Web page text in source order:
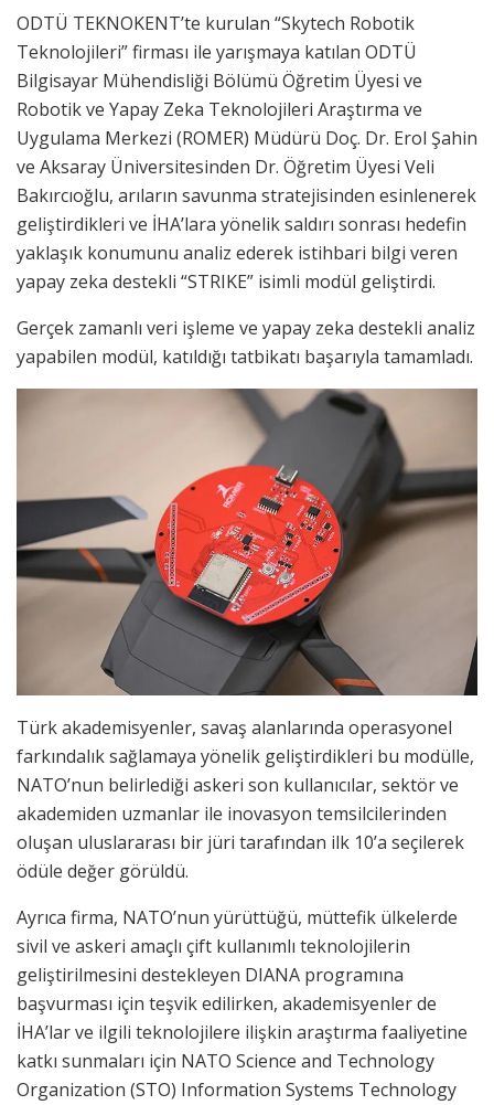
ODTÜ TEKNOKENT’te kurulan “Skytech Robotik
Teknolojileri” firması ile yarışmaya katılan ODTÜ
Bilgisayar Mühendisliği Bölümü Öğretim Üyesi ve
Robotik ve Yapay Zeka Teknolojileri Araştırma ve
Uygulama Merkezi (ROMER) Müdürü Doç. Dr. Erol Şahin
ve Aksaray Üniversitesinden Dr. Öğretim Üyesi Veli
Bakırcıoğlu, arıların savunma stratejisinden esinlenerek
geliştirdikleri ve İHA’lara yönelik saldırı sonrası hedefin
yaklaşık konumunu analiz ederek istihbari bilgi veren
yapay zeka destekli “STRIKE” isimli modül geliştirdi.
Gerçek zamanlı veri işleme ve yapay zeka destekli analiz
yapabilen modül, katıldığı tatbikatı başarıyla tamamladı.
Türk akademisyenler, savaş alanlarında operasyonel
farkındalık sağlamaya yönelik geliştirdikleri bu modülle,
NATO’nun belirlediği askeri son kullanıcılar, sektör ve
akademiden uzmanlar ile inovasyon temsilcilerinden
oluşan uluslararası bir jüri tarafından ilk 10’a seçilerek
ödüle değer görüldü.
Ayrıca firma, NATO’nun yürüttüğü, müttefik ülkelerde
sivil ve askeri amaçlı çift kullanımlı teknolojilerin
geliştirilmesini destekleyen DIANA programına
başvurması için teşvik edilirken, akademisyenler de
İHA’lar ve ilgili teknolojilere ilişkin araştırma faaliyetine
katkı sunmaları için NATO Science and Technology
Organization (STO) Information Systems Technology